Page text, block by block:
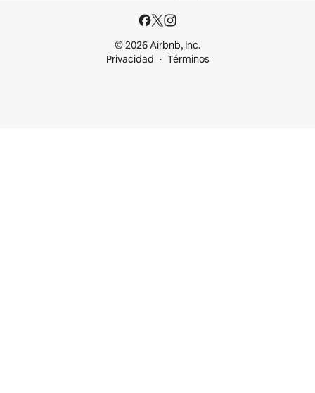
© 2026 Airbnb, Inc.
Privacidad
Términos